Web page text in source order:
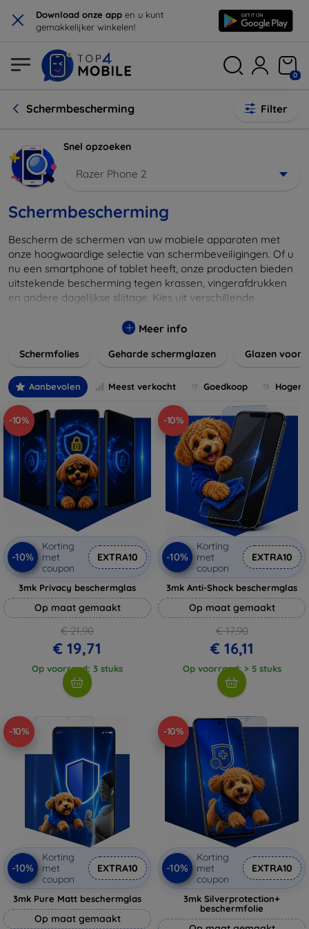
× Download onze app en u kunt
gemakkelijker winkelen!
0
Schermbescherming Filter
Snel opzoeken
Razer Phone 2
Schermbescherming
Bescherm de schermen van uw mobiele apparaten met
onze hoogwaardige selectie van schermbeveiligingen. Of u
nu een smartphone of tablet heeft, onze producten bieden
uitstekende bescherming tegen krassen, vingerafdrukken
en andere dagelijkse slijtage. Kies uit verschillende
passen bij uw apparaat en uw kijkervaring verbeteren
beïnvloeden. Verleng de levensduur van uw toestel en
duurzame en betaalbare schermbeschermers. Ontdek
vandaag nog onze brede collectie en vind de perfecte
bescherming voor uw apparaat!
Meer info
Schermfolies Geharde schermglazen Glazen voor
Aanbevolen Meest verkocht Goedkoop
-10%
-10%
Korting
met
coupon
EXTRA10
3mk Privacy beschermglas
Op maat gemaakt
€ 21,90
€ 19,71
Op voorraad: 3 stuks
-10%
-10%
Korting
met
coupon
EXTRA10
3mk Anti-Shock beschermglas
Op maat gemaakt
€ 17,90
€ 16,11
Op voorraad: > 5 stuks
-10%
-10%
Korting
met
coupon
EXTRA10
3mk Pure Matt beschermglas
Op maat gemaakt
-10%
-10%
Korting
met
coupon
EXTRA10
3mk Silverprotection+
beschermfolie